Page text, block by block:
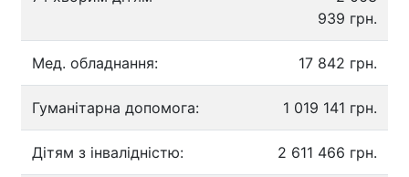
939 грн.
Мед. обладнання: 17 842 грн.
Гуманітарна допомога: 1 019 141 грн.
Дітям з інвалідністю: 2 611 466 грн.